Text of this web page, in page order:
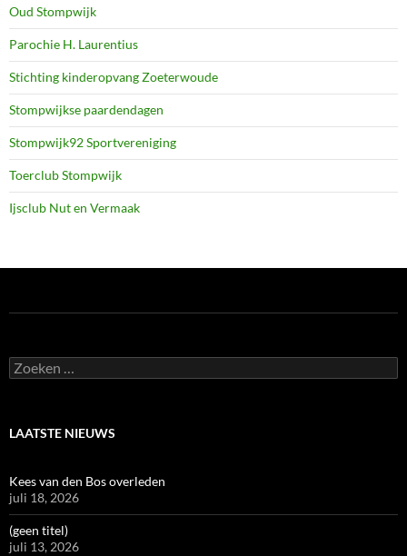
Oud Stompwijk
Parochie H. Laurentius
Stichting kinderopvang Zoeterwoude
Stompwijkse paardendagen
Stompwijk92 Sportvereniging
Toerclub Stompwijk
Ijsclub Nut en Vermaak
Zoeken
naar:
LAATSTE NIEUWS
Kees van den Bos overleden
juli 18, 2026
(geen titel)
juli 13, 2026